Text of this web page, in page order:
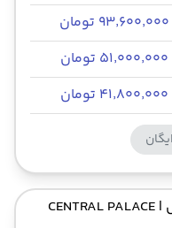
۹۳٬۶۰۰٬۰۰۰ تومان
۵۱٬۰۰۰٬۰۰۰ تومان
۴۱٬۸۰۰٬۰۰۰ تومان
| CENTRAL PALACE